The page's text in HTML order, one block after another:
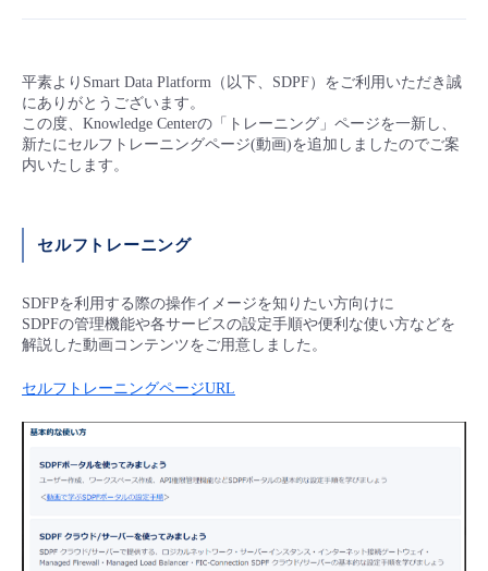
モニタリング/監査
管理機能
すべてのメニューを見る
IoT
サポート
管理機能
クラウド/サーバー
IoT
モニタリング/監査
すべてのメニューを見る
- 管理機能
- 初期設定・確認
- ユーザー機能の管理
- APIリファレンス
- バックアップ
- データと分析
- IoT
- リモートワーク
- ITインフラストラクチャー
- その他
故障/メンテナンス情報
故障/メンテナンス履歴
メンテナンス予定
パートナー
販売パートナー向けプログラム
協業パートナー
トレーニング/操作動画
平素よりSmart Data Platform（以下、SDPF）をご利用いただき誠
にありがとうございます。
この度、Knowledge Centerの「トレーニング」ページを一新し、
新たにセルフトレーニングページ(動画)を追加し ましたのでご案
内いたします。
セルフトレーニング
SDFPを利用する際の操作イメージを知りたい方向けに
SDPFの管理機能や各サービスの設定手順や便利な使い方などを
解説した動画コンテンツをご用意しました。
セルフトレーニングページURL